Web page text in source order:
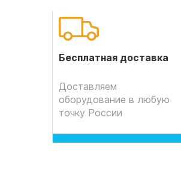
Бесплатная доставка
Доставляем
оборудование в любую
точку России